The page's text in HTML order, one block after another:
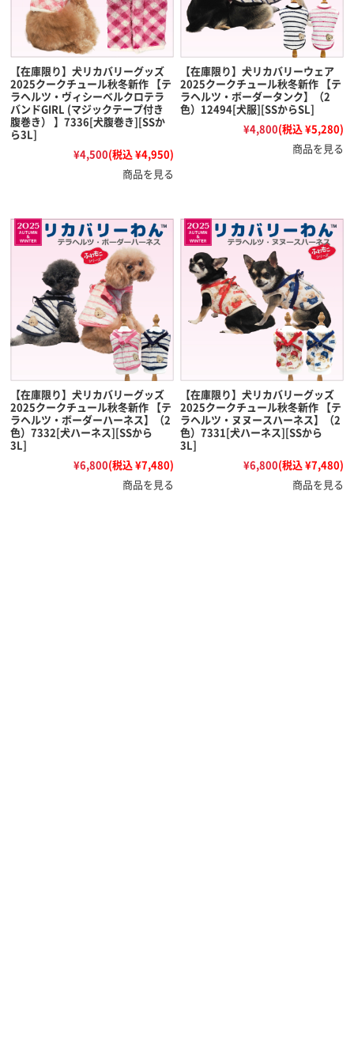
【在庫限り】犬リカバリーグッズ
2025クークチュール秋冬新作 【テ
ラヘルツ・ヴィシーベルクロテラ
バンドGIRL (マジックテープ付き
腹巻き） 】7336[犬腹巻き][SSか
ら3L]
¥4,500(税込 ¥4,950)
商品を見る
【在庫限り】犬リカバリーウェア
2025クークチュール秋冬新作 【テ
ラヘルツ・ボーダータンク】（2
色）12494[犬服][SSからSL]
¥4,800(税込 ¥5,280)
商品を見る
【在庫限り】犬リカバリーグッズ
2025クークチュール秋冬新作 【テ
ラヘルツ・ボーダーハーネス】（2
色）7332[犬ハーネス][SSから
3L]
¥6,800(税込 ¥7,480)
商品を見る
【在庫限り】犬リカバリーグッズ
2025クークチュール秋冬新作 【テ
ラヘルツ・ヌヌースハーネス】（2
色）7331[犬ハーネス][SSから
3L]
¥6,800(税込 ¥7,480)
商品を見る